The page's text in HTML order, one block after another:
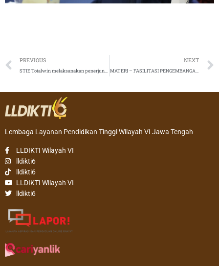
Prev
PREVIOUS
STIE Totalwin melaksanakan penerjunan mahasiswa KKU (Kuliah Kerja Usaha) di Kabupaten Kendal
NEXT
MATERI – FASILITASI PENGEMBANGAN PROGRAM INTERNASIONAL PERGURUAN TINGGI SWASTA DI LINGKUNGAN LLDIKTI WILAYAH VI TAHUN 2024 ANGKATAN II
Lembaga Layanan Pendidikan Tinggi Wilayah VI Jawa Tengah
LLDIKTI Wilayah VI
lldikti6
lldikti6
LLDIKTI Wilayah VI
lldikti6